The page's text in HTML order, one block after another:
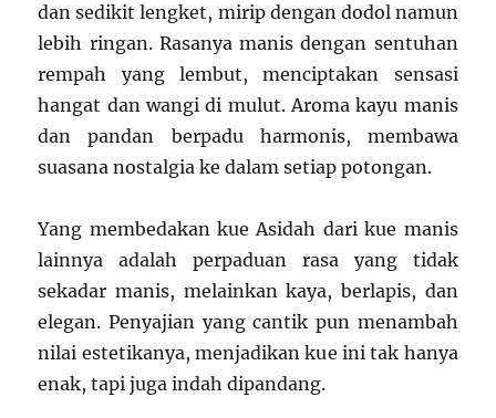
dan sedikit lengket, mirip dengan dodol namun
lebih ringan. Rasanya manis dengan sentuhan
rempah yang lembut, menciptakan sensasi
hangat dan wangi di mulut. Aroma kayu manis
dan pandan berpadu harmonis, membawa
suasana nostalgia ke dalam setiap potongan.
Yang membedakan kue Asidah dari kue manis
lainnya adalah perpaduan rasa yang tidak
sekadar manis, melainkan kaya, berlapis, dan
elegan. Penyajian yang cantik pun menambah
nilai estetikanya, menjadikan kue ini tak hanya
enak, tapi juga indah dipandang.